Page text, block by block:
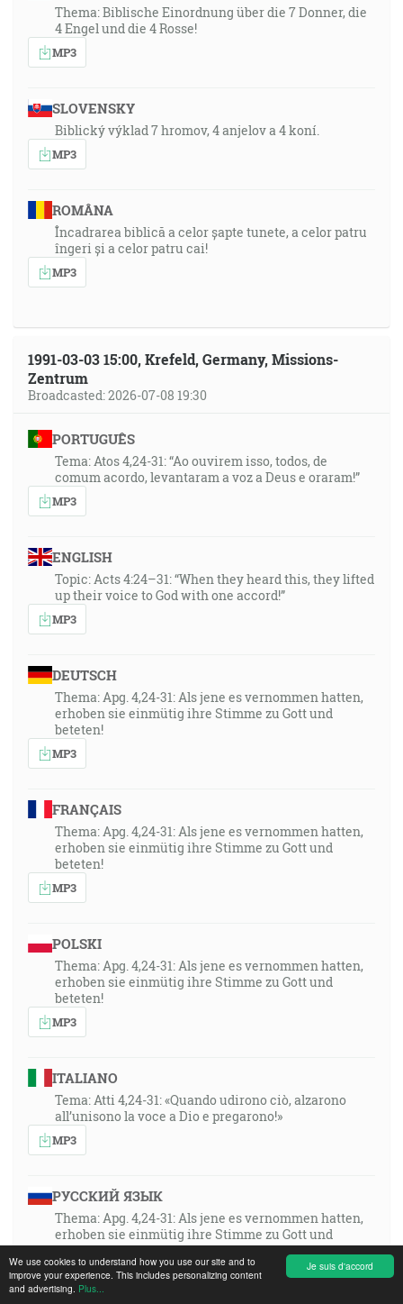
Je suis d'accord
We use cookies to understand how you use our site and to
improve your experience. This includes personalizing content
and advertising. Plus...
Thema: Biblische Einordnung über die 7 Donner, die
4 Engel und die 4 Rosse!
MP3
SLOVENSKY
Biblický výklad 7 hromov, 4 anjelov a 4 koní.
MP3
ROMÂNA
Încadrarea biblică a celor șapte tunete, a celor patru
îngeri și a celor patru cai!
MP3
1991-03-03 15:00, Krefeld, Germany, Missions-
Zentrum
Broadcasted: 2026-07-08 19:30
PORTUGUÊS
Tema: Atos 4,24-31: “Ao ouvirem isso, todos, de
comum acordo, levantaram a voz a Deus e oraram!”
MP3
ENGLISH
Topic: Acts 4:24–31: “When they heard this, they lifted
up their voice to God with one accord!”
MP3
DEUTSCH
Thema: Apg. 4,24-31: Als jene es vernommen hatten,
erhoben sie einmütig ihre Stimme zu Gott und
beteten!
MP3
FRANÇAIS
Thema: Apg. 4,24-31: Als jene es vernommen hatten,
erhoben sie einmütig ihre Stimme zu Gott und
beteten!
MP3
POLSKI
Thema: Apg. 4,24-31: Als jene es vernommen hatten,
erhoben sie einmütig ihre Stimme zu Gott und
beteten!
MP3
ITALIANO
Tema: Atti 4,24-31: «Quando udirono ciò, alzarono
all’unisono la voce a Dio e pregarono!»
MP3
РУССКИЙ ЯЗЫК
Thema: Apg. 4,24-31: Als jene es vernommen hatten,
erhoben sie einmütig ihre Stimme zu Gott und
beteten!
MP3